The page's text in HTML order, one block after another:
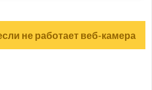
не работает веб-камера